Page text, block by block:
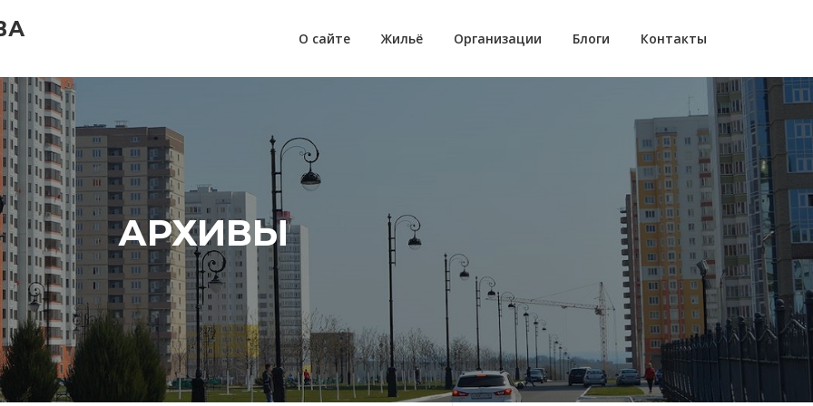
О сайте Жильё Организации Блоги Контакты
АРХИВЫ